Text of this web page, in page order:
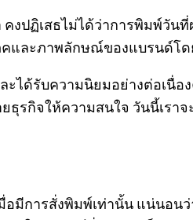
ฏิเสธไม่ได้ว่าการพิมพ์วัน
คและภาพลักษณ์ของแบรนด์โด
รับความนิยมอย่างต่อเนื่องคื
กิจให้ความสนใจ วันนี้เราจ
มีการสั่งพิมพ์เท่านั้น แน่นอ